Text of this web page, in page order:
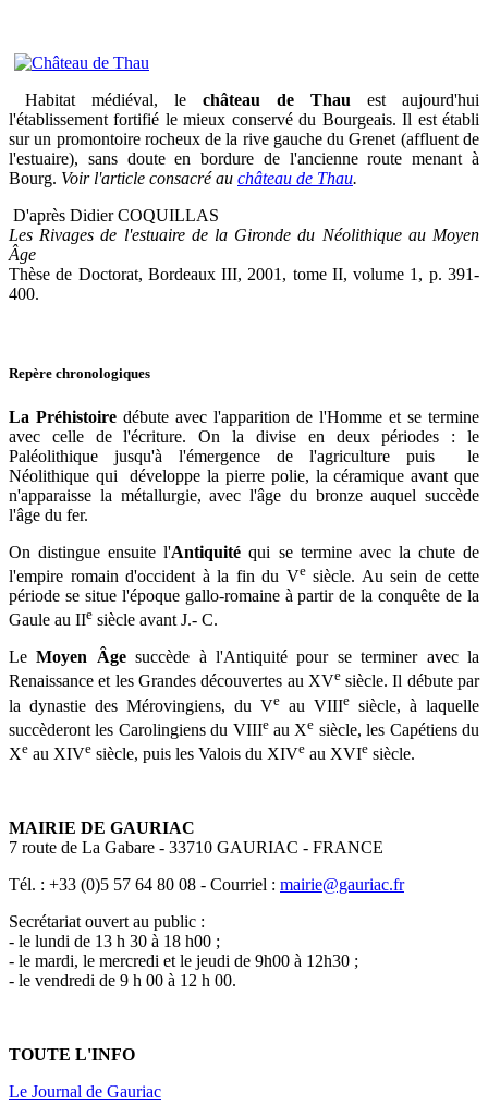
Habitat médiéval, le château de Thau est aujourd'hui
l'établissement fortifié le mieux conservé du Bourgeais. Il est établi
sur un promontoire rocheux de la rive gauche du Grenet (affluent de
l'estuaire), sans doute en bordure de l'ancienne route menant à
Bourg. Voir l'article consacré au château de Thau.
D'après Didier COQUILLAS
Les Rivages de l'estuaire de la Gironde du Néolithique au Moyen
Âge
Thèse de Doctorat, Bordeaux III, 2001, tome II, volume 1, p. 391-
400.
Repère chronologiques
La Préhistoire débute avec l'apparition de l'Homme et se termine
avec celle de l'écriture. On la divise en deux périodes : le
Paléolithique jusqu'à l'émergence de l'agriculture puis le
Néolithique qui développe la pierre polie, la céramique avant que
n'apparaisse la métallurgie, avec l'âge du bronze auquel succède
l'âge du fer.
On distingue ensuite l'Antiquité qui se termine avec la chute de
l'empire romain d'occident à la fin du Vesiècle. Au sein de cette
période se situe l'époque gallo-romaine à partir de la conquête de la
Gaule au IIe siècle avant J.- C.
LeMoyen Âgesuccède à l'Antiquité pour se terminer avec la
Renaissance et les Grandes découvertes au XVesiècle. Il débute par
la dynastie des Mérovingiens, du Ve au VIIIe siècle, à laquelle
succèderont les Carolingiens du VIIIeau Xe siècle, les Capétiens du
Xe au XIVe siècle, puis les Valois du XIVe au XVIe siècle.
MAIRIE DE GAURIAC
7 route de La Gabare - 33710 GAURIAC - FRANCE
Tél. : +33 (0)5 57 64 80 08 - Courriel : mairie@gauriac.fr
Secrétariat ouvert au public :
- le lundi de 13 h 30 à 18 h00 ;
- le mardi, le mercredi et le jeudi de 9h00 à 12h30 ;
- le vendredi de 9 h 00 à 12 h 00.
TOUTE L'INFO
Le Journal de Gauriac